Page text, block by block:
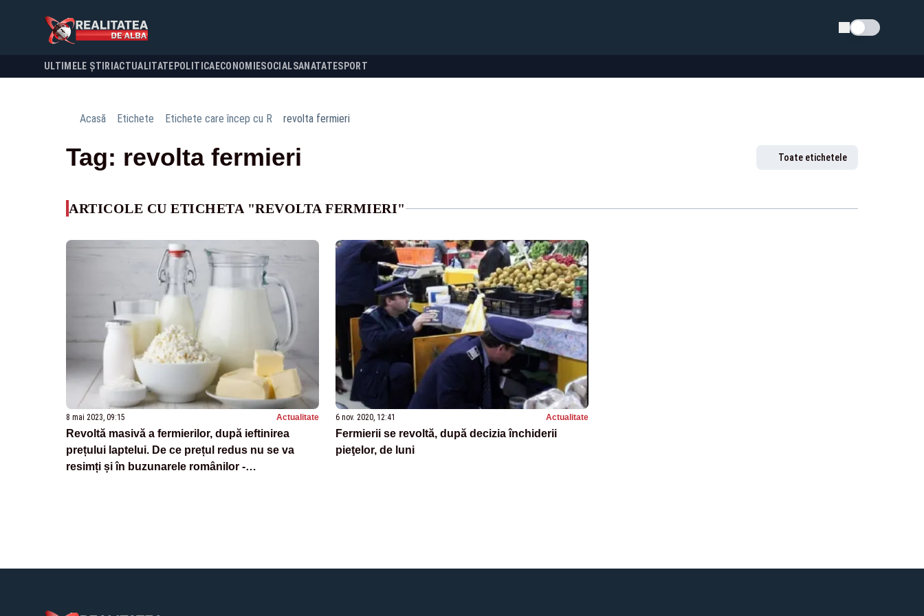
Schimba tema
ULTIMELE ȘTIRI ACTUALITATE POLITICA ECONOMIESOCIALSANATATESPORT
Acasă Etichete Etichete care încep cu R revolta fermieri
Tag: revolta fermieri Toate etichetele
ARTICOLE CU ETICHETA "REVOLTA FERMIERI"
8 mai 2023, 09:15 Actualitate
Revoltă masivă a fermierilor, după ieftinirea
prețului laptelui. De ce prețul redus nu se va
resimți și în buzunarele românilor -
6 nov. 2020, 12:41 Actualitate
Fermierii se revoltă, după decizia închiderii
pieţelor, de luni